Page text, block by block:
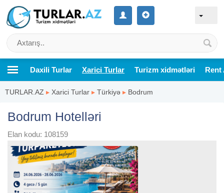
Daxili Turlar Xarici Turlar Turizm xidmətləri Rent
TURLAR.AZ ▸ Xarici Turlar ▸ Türkiyə ▸ Bodrum
Bodrum Hotelləri
Elan kodu: 108159